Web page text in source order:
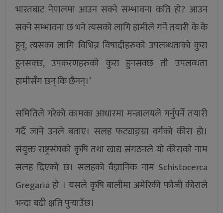
भारतबाट नेपालमा आउन सक्ने सम्भावना कति हो? आउन
सक्ने सम्भावना छ भने त्यसको लागि हामीले गर्ने तयारी के के
हुन्, त्यसका लागि विभिन्न विषादीहरुको उपलब्धताको कुरा
हुनसक्छ, उपकरणहरुको कुरा हुनसक्छ ती उपलव्धता
हामीसँग छन् कि छैनन्।’
समितिले गरेको कामका आधारमा मन्त्रालयले गर्नुपर्ने तयारी
गर्दै जाने उनले बताए। सलह फट्याङ्ग्रा वर्गको कीरा हो।
संयुक्त राष्ट्रसंघको कृषि तथा खाद्य संगठनले यो कीराको नाम
सलह दिएको छ। सलहको वैज्ञानिक नाम Schistocerca
Gregaria हो । यसले कृषि बालीमा अमेरिकी फौजी कीराले
भन्दा बढी क्षति पुर्‍याउँछ।